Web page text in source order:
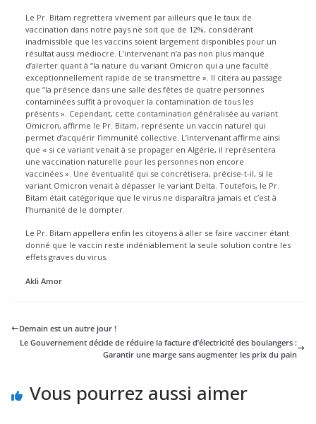
Le Pr. Bitam regrettera vivement par ailleurs que le taux de
vaccination dans notre pays ne soit que de 12%, considérant
inadmissible que les vaccins soient largement disponibles pour un
résultat aussi médiocre. L’intervenant n’a pas non plus manqué
d’alerter quant à “la nature du variant Omicron qui a une faculté
exceptionnellement rapide de se transmettre ». Il citera au passage
que “la présence dans une salle des fêtes de quatre personnes
contaminées suffit à provoquer la contamination de tous les
présents ». Cependant, cette contamination généralisée au variant
Omicron, affirme le Pr. Bitam, représente un vaccin naturel qui
permet d’acquérir l’immunité collective. L’intervenant affirme ainsi
que « si ce variant venait à se propager en Algérie, il représentera
une vaccination naturelle pour les personnes non encore
vaccinées ». Une éventualité qui se concrétisera, précise-t-il, si le
variant Omicron venait à dépasser le variant Delta. Toutefois, le Pr.
Bitam était catégorique que le virus ne disparaîtra jamais et c’est à
l’humanité de le dompter.
Le Pr. Bitam appellera enfin les citoyens à aller se faire vacciner étant
donné que le vaccin reste indéniablement la seule solution contre les
effets graves du virus.
Akli Amor
Demain est un autre jour !
Le Gouvernement décide de réduire la facture d’électricité des boulangers :
Garantir une marge sans augmenter les prix du pain
Vous pourrez aussi aimer